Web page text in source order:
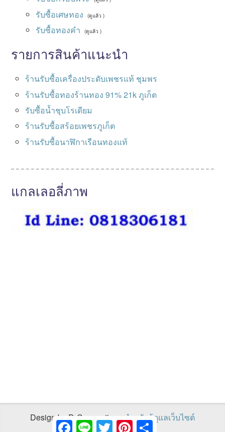
Facebook
Line Twitter PinterestShare
รับซื้อเศษทอง (ดูแล้ว )
รับซื้อทองคำ (ดูแล้ว )
รายการสินค้าแนะนำ
ร้านรับซื้อเครื่องประดับเพชรแท้ ชุมพร
ร้านรับซื้อทองร้านทอง 91% 21k ภูเก็ต
รับซื้อน้ำชุบโรเดียม
ร้านรับซื้อสร้อยเพชรภูเก็ต
ร้านรับซื้อนาฬิกาเรือนทองแท้
แกลเลอลี่ภาพ
Design by D-Connectionsสำหรับผู้ดูแลเว็บไซต์